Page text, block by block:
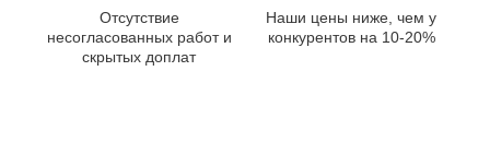
Отсутствие
несогласованных работ и
скрытых доплат
Наши цены ниже, чем у
конкурентов на 10-20%